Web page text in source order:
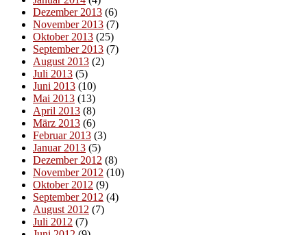
Dezember 2013 (6)
November 2013 (7)
Oktober 2013 (25)
September 2013 (7)
August 2013 (2)
Juli 2013 (5)
Juni 2013 (10)
Mai 2013 (13)
April 2013 (8)
März 2013 (6)
Februar 2013 (3)
Januar 2013 (5)
Dezember 2012 (8)
November 2012 (10)
Oktober 2012 (9)
September 2012 (4)
August 2012 (7)
Juli 2012 (7)